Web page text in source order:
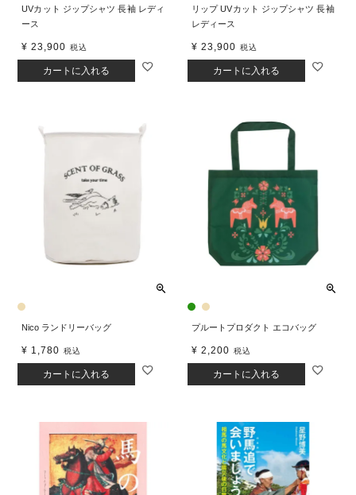
UVカット ジップシャツ 長袖 レディ
ース
¥ 23,900 税込
カートに入れる
リップ UVカット ジップシャツ 長袖
レディース
¥ 23,900 税込
カートに入れる
Nico ランドリーバッグ
¥ 1,780 税込
カートに入れる
プルートプロダクト エコバッグ
¥ 2,200 税込
カートに入れる